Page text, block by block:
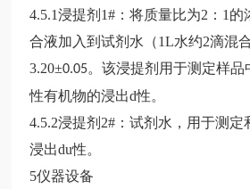
4.5.1浸提剂 1# ：将质量比为2 ： 1 的
合液加入到试剂水（1L水约2滴混
3.20±0.05。该浸提剂用于测定样
性有机物的浸出d性。
4.5.2浸提剂 2# ：试剂水，用于测
浸出du性。
5仪器设备